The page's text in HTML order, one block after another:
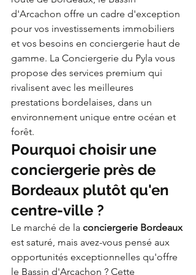
d'Arcachon offre un cadre d'exception
pour vos investissements immobiliers
et vos besoins en conciergerie haut de
gamme. La Conciergerie du Pyla vous
propose des services premium qui
rivalisent avec les meilleures
prestations bordelaises, dans un
environnement unique entre océan et
forêt.
Pourquoi choisir une
conciergerie près de
Bordeaux plutôt qu'en
centre-ville ?
Le marché de la conciergerie Bordeaux
est saturé, mais avez-vous pensé aux
opportunités exceptionnelles qu'offre
le Bassin d'Arcachon ? Cette